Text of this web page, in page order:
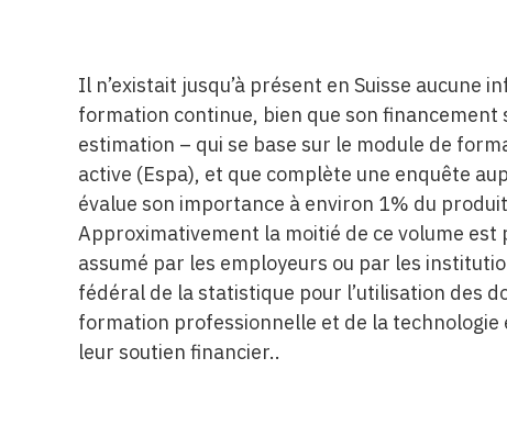
Il n’existait jusqu’à présent en Suisse aucune
formation continue, bien que son
estimation – qui se base sur le module de
active (Espa), et que complète une enquête
évalue son importance à environ 1% du
Approximativement la moitié de ce volume
assumé par les employeurs ou par les
fédéral de la statistique pour l’utilisation des
formation professionnelle et de la
leur soutien financier..